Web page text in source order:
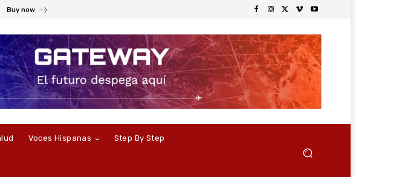
Buy now
Voces Hispanas Step By Step